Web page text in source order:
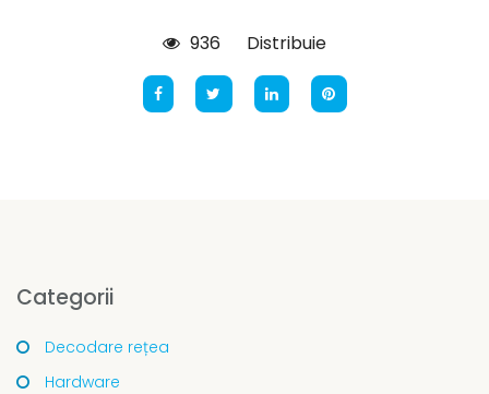
936 Distribuie
Categorii
Decodare rețea
Hardware